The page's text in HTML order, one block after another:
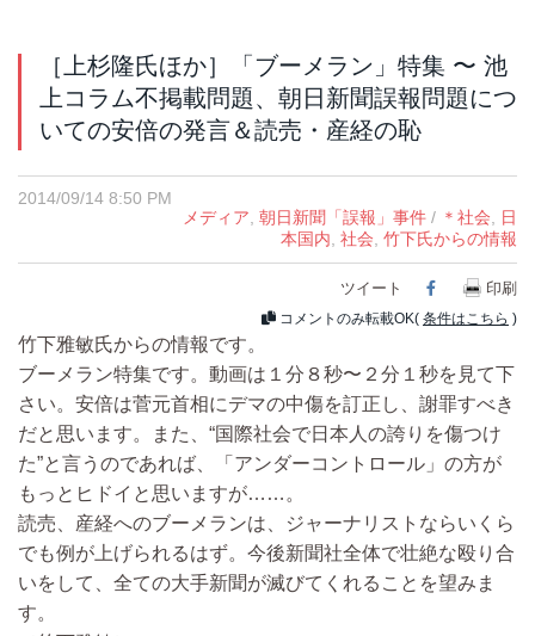
［上杉隆氏ほか］「ブーメラン」特集 〜 池
上コラム不掲載問題、朝日新聞誤報問題につ
いての安倍の発言＆読売・産経の恥
2014/09/14 8:50 PM
メディア, 朝日新聞「誤報」事件 / ＊社会, 日
本国内, 社会, 竹下氏からの情報
ツイート Facebook
印刷
コメントのみ転載OK( 条件はこちら )
竹下雅敏氏からの情報です。
ブーメラン特集です。動画は１分８秒〜２分１秒を見て下
さい。安倍は菅元首相にデマの中傷を訂正し、謝罪すべき
だと思います。また、“国際社会で日本人の誇りを傷つけ
た”と言うのであれば、「アンダーコントロール」の方が
もっとヒドイと思いますが……。
読売、産経へのブーメランは、ジャーナリストならいくら
でも例が上げられるはず。今後新聞社全体で壮絶な殴り合
いをして、全ての大手新聞が滅びてくれることを望みま
す。